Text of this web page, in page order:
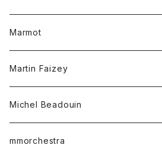
ベスト
ポロシャツ
ロングスリーブTシャツ
ワンピース
Tシャツ
トップス
Tシャツ
Marmot
Martin Faizey
ベルト
Michel Beadouin
トップス
mmorchestra